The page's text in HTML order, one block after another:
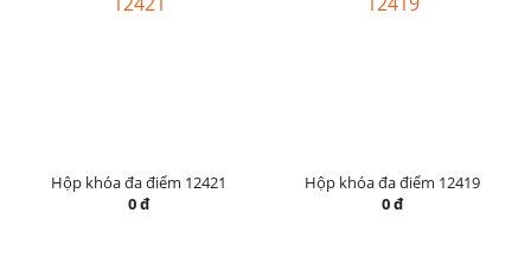
Hộp khóa đa điểm 12421
0 đ
Hộp khóa đa điểm 12419
0 đ